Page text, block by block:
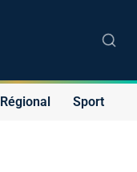
Régional Sport